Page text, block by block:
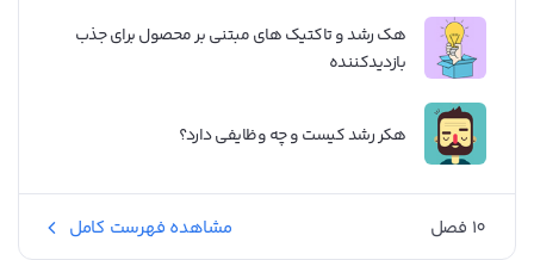
هک رشد و تاکتیک های مبتنی بر محصول برای جذب
بازدیدکننده‌
هکر رشد کیست و چه وظایفی دارد؟
10 فصل مشاهده فهرست کامل